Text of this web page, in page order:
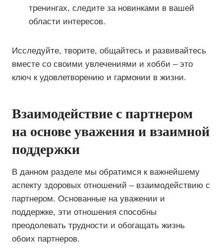
тренингах, следите за новинками в вашей
области интересов.
Исследуйте, творите, общайтесь и развивайтесь
вместе со своими увлечениями и хобби – это
ключ к удовлетворению и гармонии в жизни.
Взаимодействие с партнером
на основе уважения и взаимной
поддержки
В данном разделе мы обратимся к важнейшему
аспекту здоровых отношений – взаимодействию с
партнером. Основанные на уважении и
поддержке, эти отношения способны
преодолевать трудности и обогащать жизнь
обоих партнеров.